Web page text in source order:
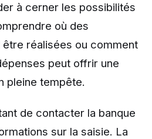
à cerner les possibilités
où des
réalisées ou comment
peut offrir une
pleine tempête.
de contacter la banque
sur la saisie. La